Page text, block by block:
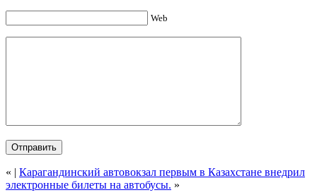
Web
« | Карагандинский автовокзал первым в Казахстане внедрил
электронные билеты на автобусы. »